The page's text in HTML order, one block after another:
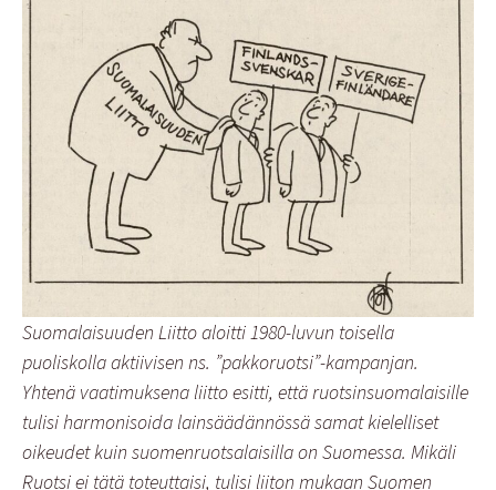
Suomalaisuuden Liitto aloitti 1980-luvun toisella
puoliskolla aktiivisen ns. ”pakkoruotsi”-kampanjan.
Yhtenä vaatimuksena liitto esitti, että ruotsinsuomalaisille
tulisi harmonisoida lainsäädännössä samat kielelliset
oikeudet kuin suomenruotsalaisilla on Suomessa. Mikäli
Ruotsi ei tätä toteuttaisi, tulisi liiton mukaan Suomen